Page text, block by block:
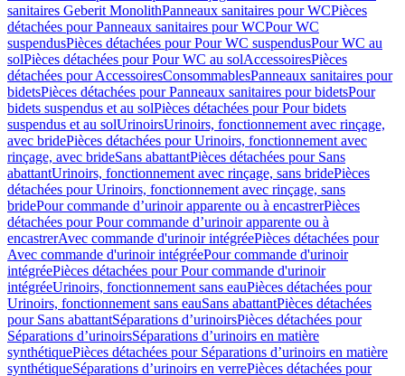
sanitaires Geberit MonolithPanneaux sanitaires pour WCPièces
détachées pour Panneaux sanitaires pour WCPour WC
suspendusPièces détachées pour Pour WC suspendusPour WC au
solPièces détachées pour Pour WC au solAccessoiresPièces
détachées pour AccessoiresConsommablesPanneaux sanitaires pour
bidetsPièces détachées pour Panneaux sanitaires pour bidetsPour
bidets suspendus et au solPièces détachées pour Pour bidets
suspendus et au solUrinoirsUrinoirs, fonctionnement avec rinçage,
avec bridePièces détachées pour Urinoirs, fonctionnement avec
rinçage, avec brideSans abattantPièces détachées pour Sans
abattantUrinoirs, fonctionnement avec rinçage, sans bridePièces
détachées pour Urinoirs, fonctionnement avec rinçage, sans
bridePour commande d’urinoir apparente ou à encastrerPièces
détachées pour Pour commande d’urinoir apparente ou à
encastrerAvec commande d'urinoir intégréePièces détachées pour
Avec commande d'urinoir intégréePour commande d'urinoir
intégréePièces détachées pour Pour commande d'urinoir
intégréeUrinoirs, fonctionnement sans eauPièces détachées pour
Urinoirs, fonctionnement sans eauSans abattantPièces détachées
pour Sans abattantSéparations d’urinoirsPièces détachées pour
Séparations d’urinoirsSéparations d’urinoirs en matière
synthétiquePièces détachées pour Séparations d’urinoirs en matière
synthétiqueSéparations d’urinoirs en verrePièces détachées pour